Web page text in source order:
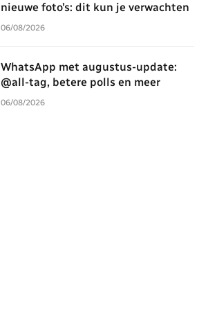
nieuwe foto’s: dit kun je verwachten
06/08/2026
WhatsApp met augustus-update:
@all-tag, betere polls en meer
06/08/2026